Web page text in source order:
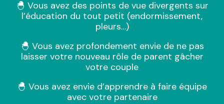
🐣 Vous avez des points de vue divergents sur
l’éducation du tout petit (endormissement,
pleurs…)
🐣 Vous avez profondement envie de ne pas
laisser votre nouveau rôle de parent gâcher
votre couple
🐣 Vous avez envie d’apprendre à faire équipe
avec votre partenaire